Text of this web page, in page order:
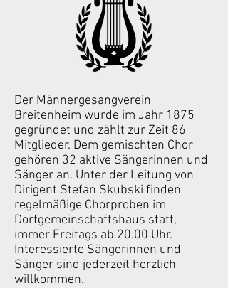
Der Männergesangverein
Breitenheim wurde im Jahr 1875
gegründet und zählt zur Zeit 86
Mitglieder. Dem gemischten Chor
gehören 32 aktive Sängerinnen und
Sänger an. Unter der Leitung von
Dirigent Stefan Skubski finden
regelmäßige Chorproben im
Dorfgemeinschaftshaus statt,
immer Freitags ab 20.00 Uhr.
Interessierte Sängerinnen und
Sänger sind jederzeit herzlich
willkommen.